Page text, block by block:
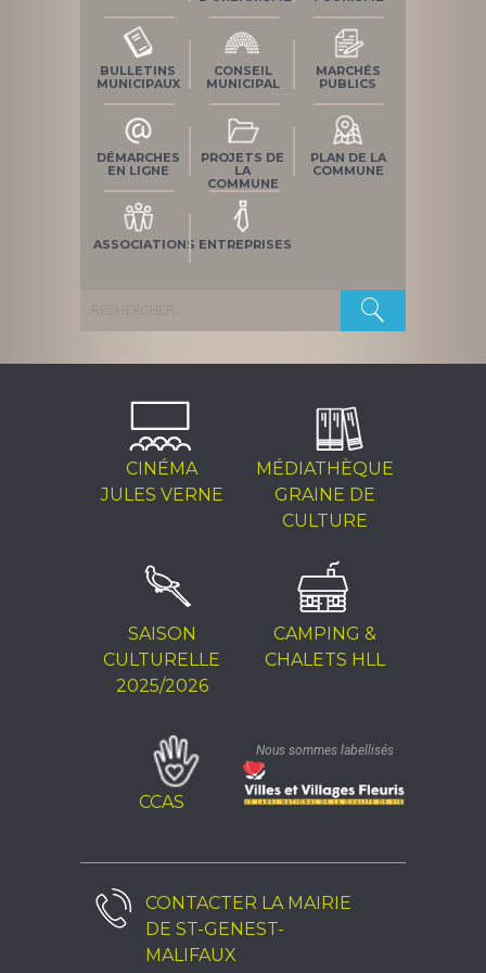
BULLETINS
MUNICIPAUX
CONSEIL
MUNICIPAL
MARCHÉS
PUBLICS
DÉMARCHES
EN LIGNE
PROJETS DE
LA
COMMUNE
PLAN DE LA
COMMUNE
ASSOCIATIONS ENTREPRISES
Rechercher :
CINÉMA
JULES VERNE
MÉDIATHÈQUE
GRAINE DE
CULTURE
SAISON
CULTURELLE
2025/2026
CAMPING &
CHALETS HLL
CCAS
Nous sommes labellisés
CONTACTER LA MAIRIE
DE ST-GENEST-
MALIFAUX